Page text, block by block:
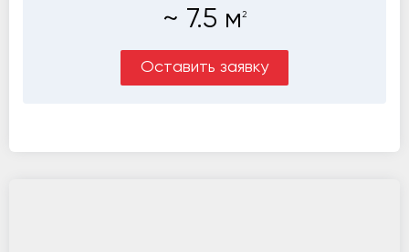
~ 7.5 м 2
Оставить заявку